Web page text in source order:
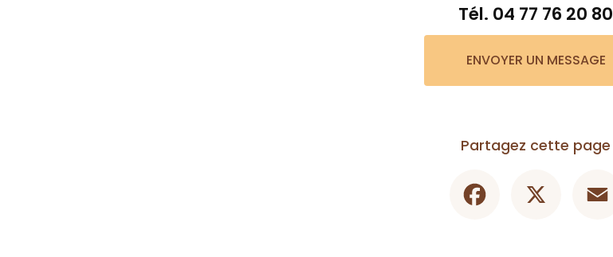
Tél. 04 77 76 20 80
ENVOYER UN MESSAGE
Partagez cette page